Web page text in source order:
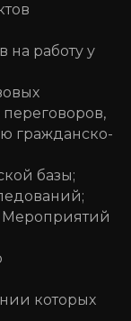
на работу у
гражданско-
базы;
которых